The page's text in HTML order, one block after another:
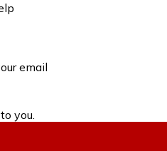
email
you.